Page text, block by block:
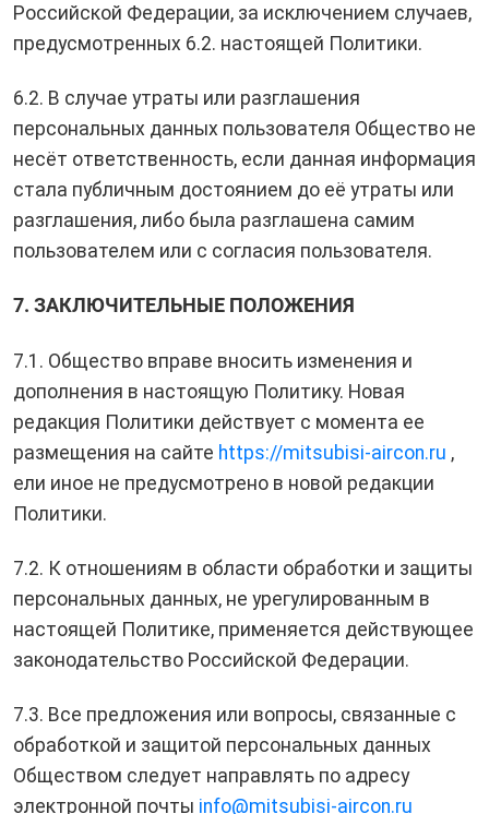
Российской Федерации, за исключением случаев,
предусмотренных 6.2. настоящей Политики.
6.2. В случае утраты или разглашения
персональных данных пользователя Общество не
несёт ответственность, если данная информация
стала публичным достоянием до её утраты или
разглашения, либо была разглашена самим
пользователем или с согласия пользователя.
7. ЗАКЛЮЧИТЕЛЬНЫЕ ПОЛОЖЕНИЯ
7.1. Общество вправе вносить изменения и
дополнения в настоящую Политику. Новая
редакция Политики действует с момента ее
размещения на сайте https://mitsubisi-aircon.ru ,
ели иное не предусмотрено в новой редакции
Политики.
7.2. К отношениям в области обработки и защиты
персональных данных, не урегулированным в
настоящей Политике, применяется действующее
законодательство Российской Федерации.
7.3. Все предложения или вопросы, связанные с
обработкой и защитой персональных данных
Обществом следует направлять по адресу
электронной почты info@mitsubisi-aircon.ru